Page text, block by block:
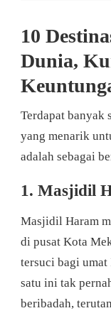
10
Dunia,
Terdapat banyak
yang menarik
adalah sebagai
1. Masjidil
Masjidil Haram
di pusat Kota
tersuci bagi
satu ini tak
beribadah,